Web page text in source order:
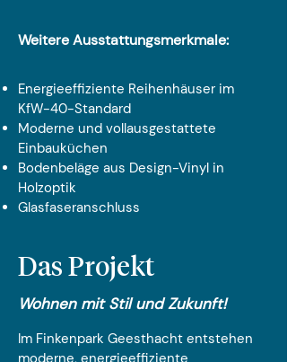
Weitere Ausstattungsmerkmale:
Energieeffiziente Reihenhäuser im
KfW-40-Standard
Moderne und vollausgestattete
Einbauküchen
Bodenbeläge aus Design-Vinyl in
Holzoptik
Glasfaseranschluss
Das Projekt
Wohnen mit Stil und Zukunft!
Im Finkenpark Geesthacht entstehen
moderne, energieeffiziente